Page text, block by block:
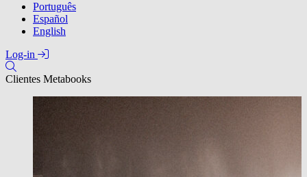
Português
Español
English
Log-in
Clientes Metabooks